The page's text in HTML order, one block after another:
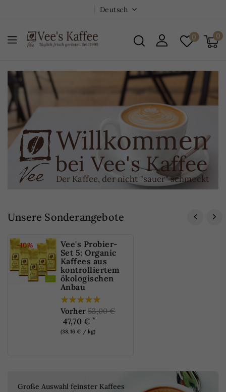
Deutsch
0
0
Willkommen
bei Vee's Kaffee
Der Kaffee, der nicht "sauer" schmeckt
Unsere Sonderangebote
-10%
Vee's Probier-
Set 5: Organic
Kaffees aus
kontrolliertem
ökologischen
Anbau
Vorher53,00 €
47,70 €*
(38,16 € / kg)
Große Auswahl feinster Kaffees